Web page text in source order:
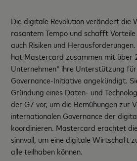
Die digitale Revolution verändert die
rasantem Tempo und schafft
auch Risiken und
hat Mastercard zusammen mit über
Unternehmen* ihre Unterstützung
Governance-Initiative angekündigt.
Gründung eines Daten- und
der G7 vor, um die Bemühungen zur
internationalen Governance der
koordinieren. Mastercard erachtet
sinnvoll, um eine digitale Wirtschaft
alle teilhaben können.